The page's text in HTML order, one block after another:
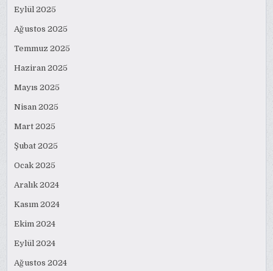
Eylül 2025
Ağustos 2025
Temmuz 2025
Haziran 2025
Mayıs 2025
Nisan 2025
Mart 2025
Şubat 2025
Ocak 2025
Aralık 2024
Kasım 2024
Ekim 2024
Eylül 2024
Ağustos 2024